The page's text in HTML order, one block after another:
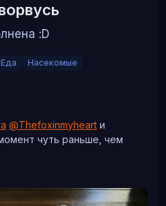
:D
Еда Насекомые
@Thefoxinmyheart и
чуть раньше, чем